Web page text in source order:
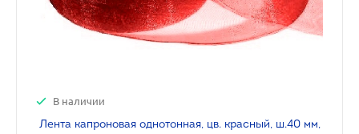
В наличии
Лента капроновая однотонная, цв. красный, ш.40 мм,